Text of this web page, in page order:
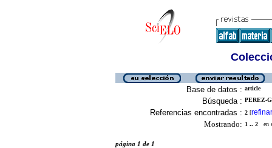
Base de datos : article
Búsqueda : PEREZ-
Referencias encontradas : 2 [refinar
Mostrando: 1 .. 2 en
página 1 de 1